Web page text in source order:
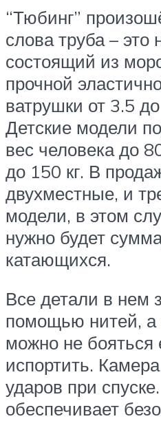
“Тюбинг”
слова труба – это
состоящий из
прочной
ватрушки от 3.5
Детские модели
вес человека до
до 150 кг. В
двухместные, и
модели, в этом
нужно будет
катающихся.
Все детали в нем
помощью нитей, а
можно не бояться
испортить.
ударов при
обеспечивает